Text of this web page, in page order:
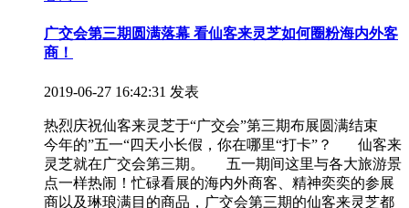
广交会第三期圆满落幕 看仙客来灵芝如何圈粉海内外客
商！
2019-06-27 16:42:31 发表
热烈庆祝仙客来灵芝于“广交会”第三期布展圆满结束
今年的”五一“四天小长假，你在哪里“打卡”？ 仙客来
灵芝就在广交会第三期。 五一期间这里与各大旅游景
点一样热闹！忙碌看展的海内外商客、精神奕奕的参展
商以及琳琅满目的商品，广交会第三期的仙客来灵芝都